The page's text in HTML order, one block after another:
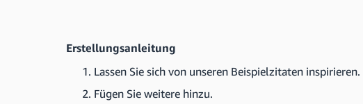
Erstellungsanleitung
Lassen Sie sich von unseren Beispielzitaten inspirieren.
Fügen Sie weitere hinzu.